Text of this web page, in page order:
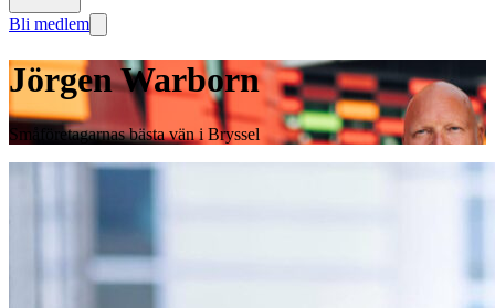
Bli medlem
Jörgen Warborn
Småföretagarnas bästa vän i Bryssel